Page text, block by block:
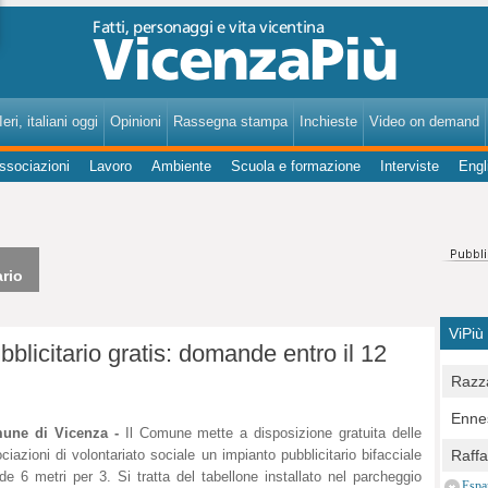
italiani oggi Opinioni Rassegna stampa Inchieste Video on demand
Lavoro Ambiente Scuola e formazione Interviste
gratis: domande entro il 12
di Vicenza -
Il Comune mette a disposizione gratuita delle
di volontariato sociale un impianto pubblicitario bifacciale
6 metri per 3. Si tratta del tabellone installato nel parcheggio
ViPiù
per
E